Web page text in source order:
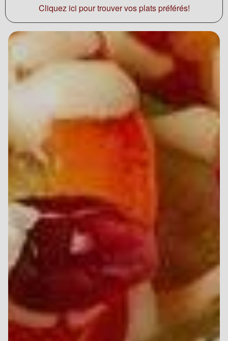
Cliquez ici pour trouver vos plats préférés!